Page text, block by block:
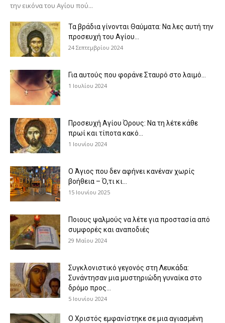
την εικόνα του Αγίου πού...
Τα βράδια γίνονται Θαύματα: Να λες αυτή την
προσευχή του Αγίου...
24 Σεπτεμβρίου 2024
Για αυτούς που φοράνε Σταυρό στο λαιμό…
1 Ιουλίου 2024
Προσευχή Αγίου Όρους: Να τη λέτε κάθε
πρωί και τίποτα κακό...
1 Ιουνίου 2024
Ο Άγιος που δεν αφήνει κανέναν χωρίς
βοήθεια – Ό,τι κι...
15 Ιουνίου 2025
Ποιους ψαλμούς να λέτε για προστασία από
συμφορές και αναποδιές
29 Μαΐου 2024
Συγκλονιστικό γεγονός στη Λευκάδα:
Συνάντησαν μια μυστηριώδη γυναίκα στο
δρόμο προς...
5 Ιουνίου 2024
Ο Χριστός εμφανίστηκε σε μια αγιασμένη